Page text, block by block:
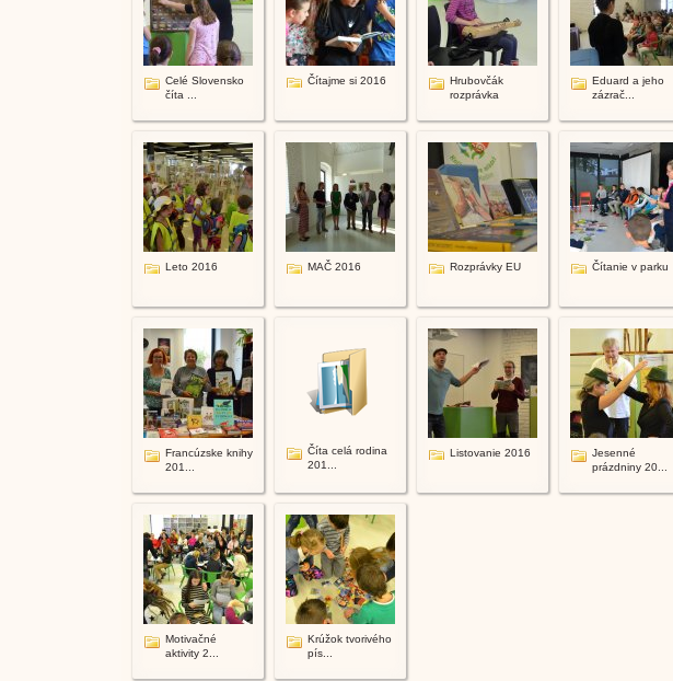
Celé Slovensko
číta ...
Čítajme si 2016
Hrubovčák
rozprávka
Eduard a jeho
zázrač...
Leto 2016 MAČ 2016 Rozprávky EU Čítanie v parku
Francúzske knihy
201...
Číta celá rodina
201...
Listovanie 2016
Jesenné
prázdniny 20...
Motivačné
aktivity 2...
Krúžok tvorivého
pís...